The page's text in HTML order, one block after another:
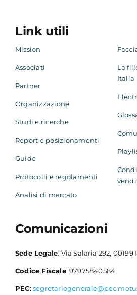
Link utili
Mission
Associati
Partner
Organizzazione
Studi e ricerche
Report e posizionamenti
Guide
Protocolli e regolamenti
Analisi di mercato
La
Italia
Comunicazioni
Sede Legale: Via Salaria 292, 00199
Codice Fiscale: 97975840584
PEC: